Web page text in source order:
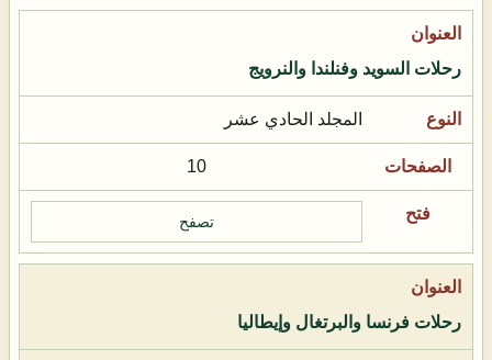
رحلات السويد وفنلندا والنرويج
المجلد الحادي عشر
10
تصفح
رحلات فرنسا والبرتغال وإيطاليا